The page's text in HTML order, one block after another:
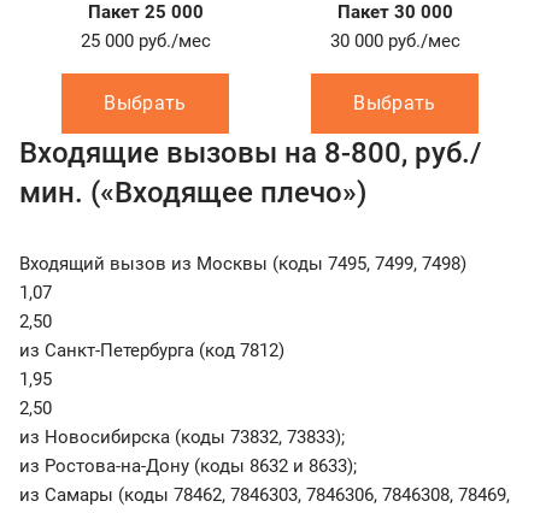
Пакет 25 000
25 000 руб./мес
Выбрать
Пакет 30 000
30 000 руб./мес
Выбрать
Входящие вызовы на 8-800, руб./
мин. («Входящее плечо»)
Входящий вызов из Москвы (коды 7495, 7499, 7498)
1,07
2,50
из Санкт-Петербурга (код 7812)
1,95
2,50
из Новосибирска (коды 73832, 73833);
из Ростова-на-Дону (коды 8632 и 8633);
из Самары (коды 78462, 7846303, 7846306, 7846308, 78469,